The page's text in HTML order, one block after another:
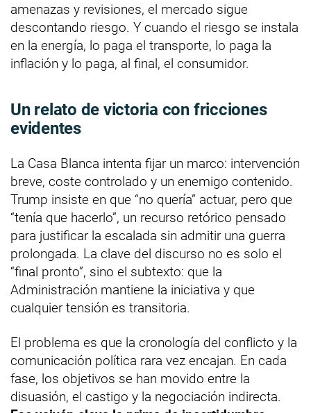
amenazas y revisiones, el mercado sigue
descontando riesgo. Y cuando el riesgo se instala
en la energía, lo paga el transporte, lo paga la
inflación y lo paga, al final, el consumidor.
Un relato de victoria con fricciones
evidentes
La Casa Blanca intenta fijar un marco: intervención
breve, coste controlado y un enemigo contenido.
Trump insiste en que “no quería” actuar, pero que
“tenía que hacerlo”, un recurso retórico pensado
para justificar la escalada sin admitir una guerra
prolongada. La clave del discurso no es solo el
“final pronto”, sino el subtexto: que la
Administración mantiene la iniciativa y que
cualquier tensión es transitoria.
El problema es que la cronología del conflicto y la
comunicación política rara vez encajan. En cada
fase, los objetivos se han movido entre la
disuasión, el castigo y la negociación indirecta.